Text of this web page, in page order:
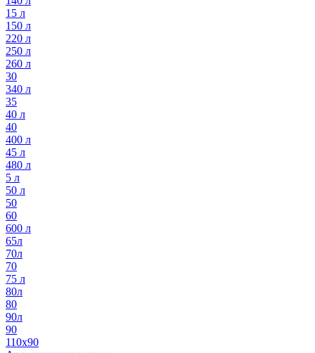
15 л
150 л
220 л
250 л
260 л
30
340 л
35
40 л
40
400 л
45 л
480 л
5 л
50 л
50
60
600 л
65л
70л
70
75 л
80л
80
90л
90
110х90